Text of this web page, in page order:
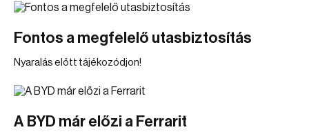
Fontos a megfelelő utasbiztosítás
Nyaralás előtt tájékozódjon!
A BYD már előzi a Ferrarit